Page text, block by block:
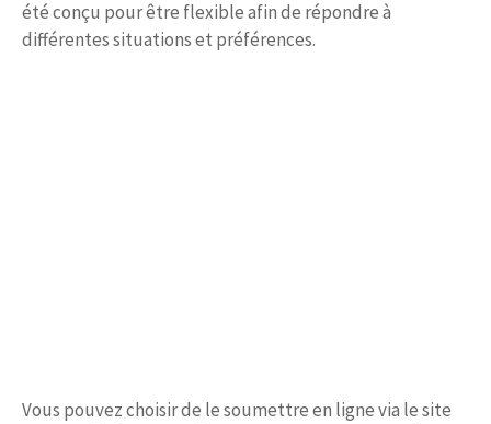
été conçu pour être flexible afin de répondre à
différentes situations et préférences.
Vous pouvez choisir de le soumettre en ligne via le site